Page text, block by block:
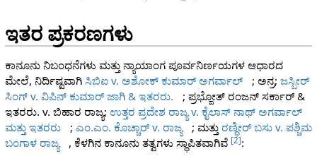
ಇತರ ಪ್ರಕರಣಗಳು
ಕಾನೂನು ನಿಬಂಧನೆಗಳು ಮತ್ತು ನ್ಯಾಯಾಂಗ ಪೂರ್ವನಿರ್ಣಯಗಳ ಆಧಾರದ
ಮೇಲೆ, ನಿರ್ದಿಷ್ಟವಾಗಿ ಸಿಬಿಐ v. ಅಶೋಕ್ ಕುಮಾರ್ ಅಗರ್ವಾಲ್ ; ಅನ್ರ; ಜಸ್ಬೀರ್
ಸಿಂಗ್ v. ವಿಪಿನ್ ಕುಮಾರ್ ಜಾಗಿ & ಇತರರು.
; ಪ್ರಭ್ಜೋತ್ ರಂಜನ್ ಸರ್ಕಾರ್ &
ಇತರರು. v. ಬಿಹಾರ ರಾಜ್ಯ; ಉತ್ತರ ಪ್ರದೇಶ ರಾಜ್ಯ v. ಕೈಲಾಸ್ ನಾಥ್ ಅಗರ್ವಾಲ್
ಮತ್ತು ಇತರರು
; ಎಂ.ಎಂ. ಕೊಚ್ಚಾರ್ v. ರಾಜ್ಯ ; ಮತ್ತು ರಣ್ಧೀರ್ ಬಸು v. ಪಶ್ಚಿಮ
ಬಂಗಾಳ ರಾಜ್ಯ
, ಕೆಳಗಿನ ಕಾನೂನು ತತ್ವಗಳು ಸ್ಥಾಪಿತವಾಗಿವೆ [2]: